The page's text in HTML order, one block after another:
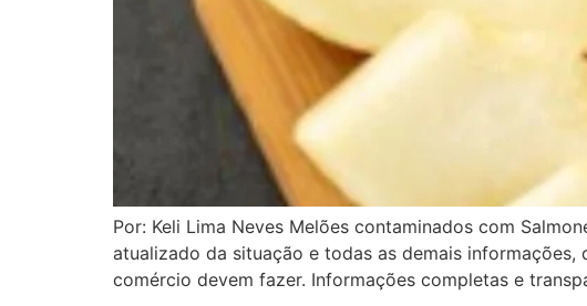
Por: Keli Lima Neves Melões contaminados com
atualizado da situação e todas as demais
comércio devem fazer. Informações completas e